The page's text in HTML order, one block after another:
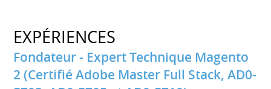
EXPÉRIENCES
Fondateur - Expert Technique Magento
2 (Certifié Adobe Master Full Stack, AD0-